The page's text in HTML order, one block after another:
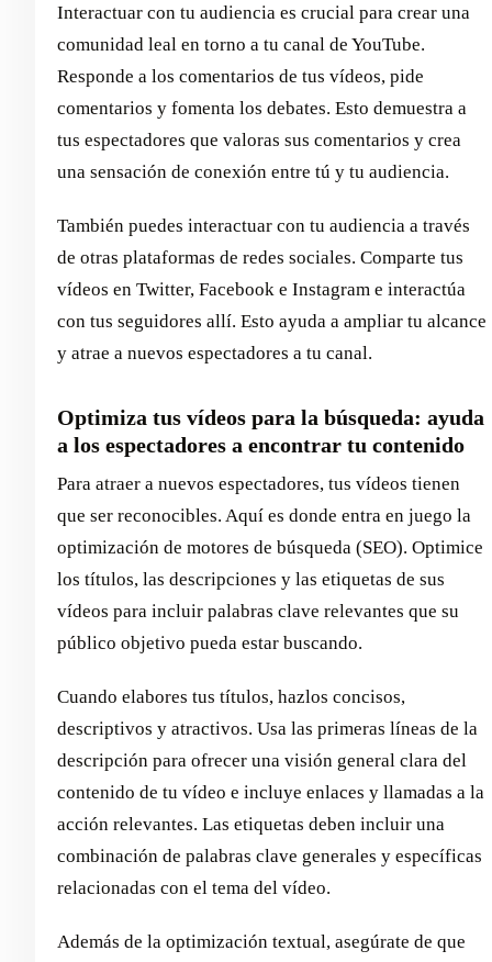
Interactuar con tu audiencia es crucial para crear una
comunidad leal en torno a tu canal de YouTube.
Responde a los comentarios de tus vídeos, pide
comentarios y fomenta los debates. Esto demuestra a
tus espectadores que valoras sus comentarios y crea
una sensación de conexión entre tú y tu audiencia.
También puedes interactuar con tu audiencia a través
de otras plataformas de redes sociales. Comparte tus
vídeos en Twitter, Facebook e Instagram e interactúa
con tus seguidores allí. Esto ayuda a ampliar tu alcance
y atrae a nuevos espectadores a tu canal.
Optimiza tus vídeos para la búsqueda: ayuda
a los espectadores a encontrar tu contenido
Para atraer a nuevos espectadores, tus vídeos tienen
que ser reconocibles. Aquí es donde entra en juego la
optimización de motores de búsqueda (SEO). Optimice
los títulos, las descripciones y las etiquetas de sus
vídeos para incluir palabras clave relevantes que su
público objetivo pueda estar buscando.
Cuando elabores tus títulos, hazlos concisos,
descriptivos y atractivos. Usa las primeras líneas de la
descripción para ofrecer una visión general clara del
contenido de tu vídeo e incluye enlaces y llamadas a la
acción relevantes. Las etiquetas deben incluir una
combinación de palabras clave generales y específicas
relacionadas con el tema del vídeo.
Además de la optimización textual, asegúrate de que